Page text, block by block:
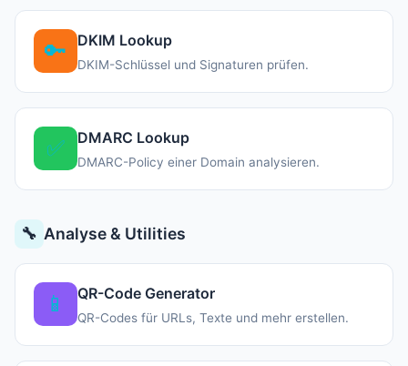
🔑 DKIM Lookup
DKIM-Schlüssel und Signaturen prüfen.
✅ DMARC Lookup
DMARC-Policy einer Domain analysieren.
🔧 Analyse & Utilities
📱 QR-Code Generator
QR-Codes für URLs, Texte und mehr erstellen.